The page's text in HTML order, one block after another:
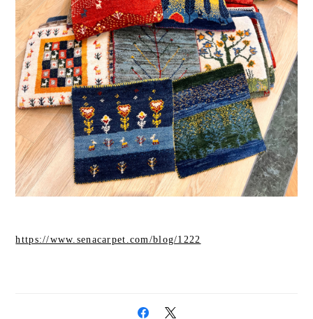
https://www.senacarpet.com/blog/1222